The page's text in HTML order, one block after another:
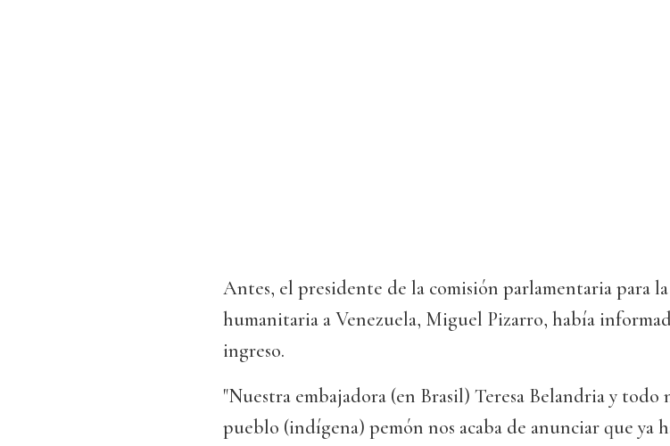
Antes, el presidente de la comisión parlamentaria para
humanitaria a Venezuela, Miguel Pizarro, había
ingreso.
"Nuestra embajadora (en Brasil) Teresa Belandria y todo
pueblo (indígena) pemón nos acaba de anunciar que ya